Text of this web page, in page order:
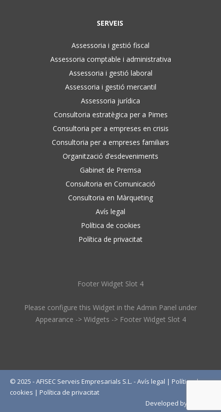
SERVEIS
Assessoria i gestió fiscal
Assessoria comptable i administrativa
Assessoria i gestió laboral
Assessoria i gestió mercantil
Assessoria jurídica
Consultoria estratègica per a Pimes
Consultoria per a empreses en crisis
Consultoria per a empreses familiars
Organització d’esdeveniments
Gabinet de Premsa
Consultoria en Comunicació
Consultoria en Màrqueting
Avís legal
Política de cookies
Política de privacitat
Footer Widget Slot 4
Please configure this Widget in the Admin Panel under
Appearance -> Widgets -> Footer Widget Slot 4
© 2025 - AFISEC Serveis Empresarials S.L. -Avís legal | Política de
cookies | Política de privacitat
Developed by